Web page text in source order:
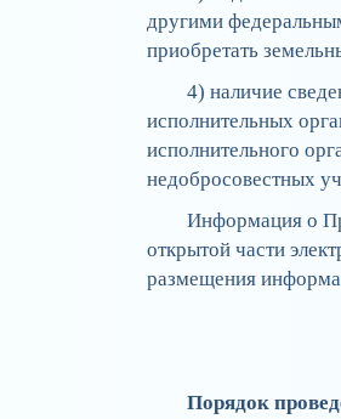
другими
приобретать
4) наличие
исполнительных
исполнительного
недобросовестных
Информация о
открытой части
размещения
Порядок